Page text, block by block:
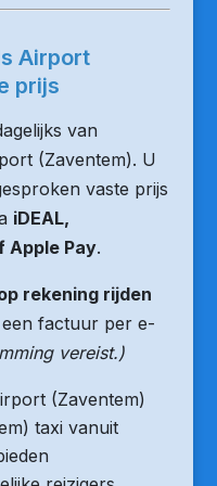
Airport
prijs
van
(Zaventem). U
vaste prijs
iDEAL,
Pay.
rekening rijden
factuur per e-
vereist.)
(Zaventem)
taxi vanuit